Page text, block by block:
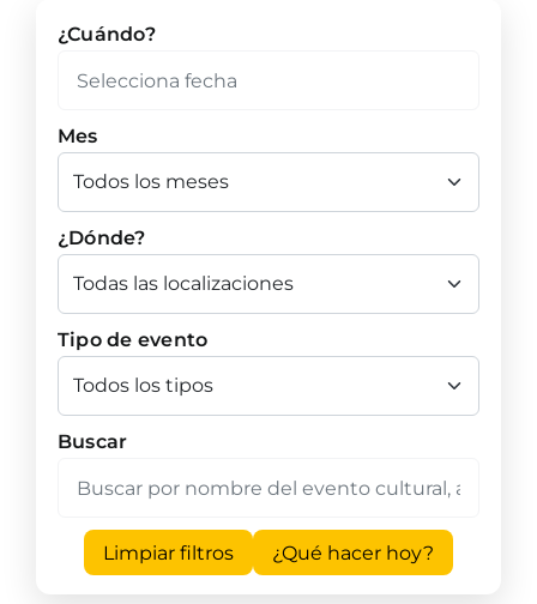
¿Cuándo?
Mes
¿Dónde?
Tipo de evento
Buscar
Limpiar filtros ¿Qué hacer hoy?